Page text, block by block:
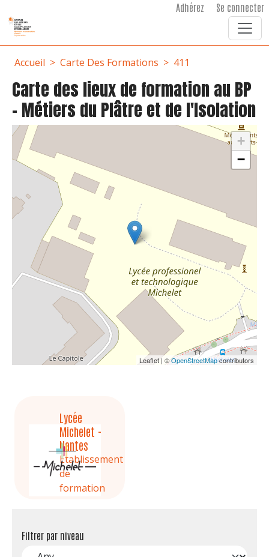
Adhérez Se connecter
Fil d'Ariane
Accueil Carte Des Formations 411
Filtrer par niveau
Carte des lieux de formation au BP
- Métiers du Plâtre et de l'Isolation
+
−
Leaflet | ©OpenStreetMapcontributors
Lycée
Michelet -
Nantes
Etablissement
de
formation